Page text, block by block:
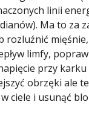
linii
Ma to za
rozluźnić
limfy,
przy karku
obrzęki ale
ciele i usunąć